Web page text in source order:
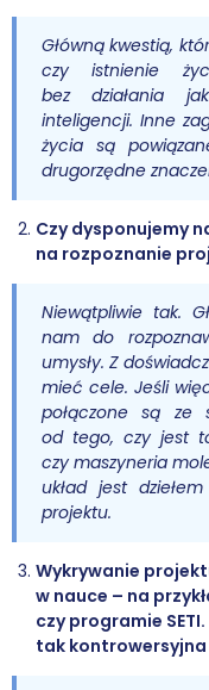
Główną kwestią,
czy istnienie
bez działania
inteligencji. Inne
życia są
drugorzędne
Czy dysponujemy
na rozpoznanie
Niewątpliwie tak.
nam do
umysły. Z
mieć cele. Jeśli
połączone są ze
od tego, czy jest
czy maszyneria
układ jest
projektu.
Wykrywanie
w nauce – na
czy programie
tak